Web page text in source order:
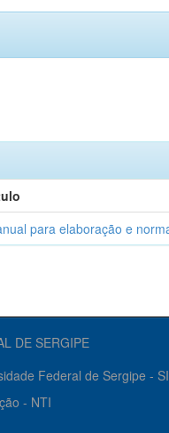
para elaboração e
DE SERGIPE
Federal de Sergipe -
- NTI